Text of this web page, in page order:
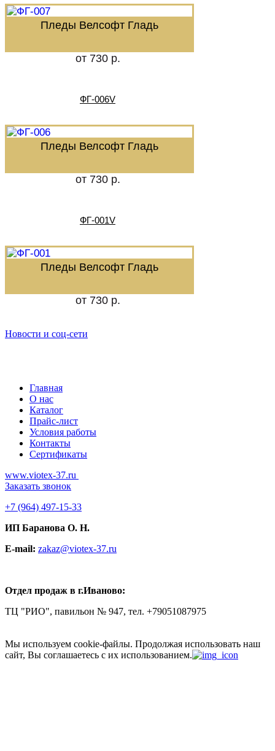
Пледы Велсофт Гладь
от 730 р.
ФГ-006V
Пледы Велсофт Гладь
от 730 р.
ФГ-001V
Пледы Велсофт Гладь
от 730 р.
Новости и соц-сети
Главная
О нас
Каталог
Прайс-лист
Условия работы
Контакты
Сертификаты
www.viotex-37.ru
Заказать звонок
+7 (964) 497-15-33
ИП Баранова О. Н.
E-mail: zakaz@viotex-37.ru
Отдел продаж в г.Иваново:
ТЦ "РИО", павильон № 947, тел. +79051087975
Мы используем cookie-файлы. Продолжая использовать наш
сайт, Вы соглашаетесь с их использованием.